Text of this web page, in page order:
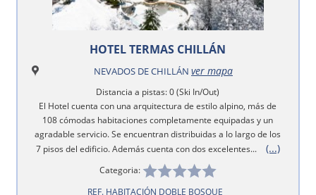
HOTEL TERMAS CHILLÁN
NEVADOS DE CHILLÁN ver mapa
Distancia a pistas: 0 (Ski In/Out)
El Hotel cuenta con una arquitectura de estilo alpino, más de
108 cómodas habitaciones completamente equipadas y un
agradable servicio. Se encuentran distribuidas a lo largo de los
7 pisos del edificio. Además cuenta con dos excelentes...
(...)
Categoria:
REF. HABITACIÓN DOBLE BOSQUE